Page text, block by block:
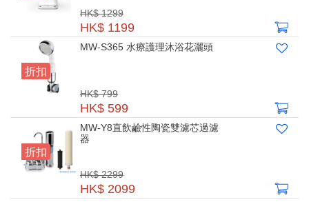
HK$ 1299
HK$ 1199
折扣
MW-S365 水療護理沐浴花灑頭
HK$ 799
HK$ 599
折扣
MW-Y8直飲鹼性陶瓷雙濾芯過濾
器
HK$ 2299
HK$ 2099